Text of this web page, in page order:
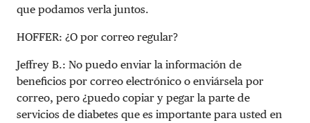
que podamos verla juntos.
HOFFER: ¿O por correo regular?
Jeffrey B.: No puedo enviar la información de
beneficios por correo electrónico o enviársela por
correo, pero ¿puedo copiar y pegar la parte de
servicios de diabetes que es importante para usted en